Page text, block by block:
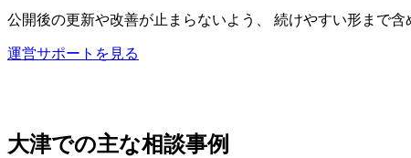
公開後の更新や改善が止まらないよう、 続けやすい形まで含
運営サポートを見る
大津での主な相談事例